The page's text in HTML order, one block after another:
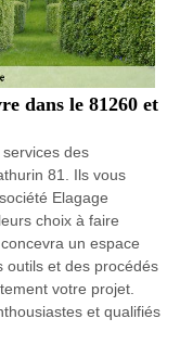
dans le 81260 et
des
81. Ils vous
Elagage
choix à faire
un espace
outils et des procédés
votre projet.
et qualifiés